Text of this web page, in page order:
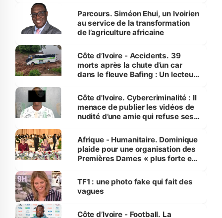
Parcours. Siméon Ehui, un Ivoirien
au service de la transformation
de l’agriculture africaine
Côte d’Ivoire - Accidents. 39
morts après la chute d’un car
dans le fleuve Bafing : Un lecteur
des Transports
Côte d'Ivoire. Cybercriminalité : Il
menace de publier les vidéos de
nudité d’une amie qui refuse ses
Afrique - Humanitaire. Dominique
plaide pour une organisation des
Premières Dames « plus forte et
sur la scène internationale »
TF1 : une photo fake qui fait des
vagues
Côte d’Ivoire - Football. La